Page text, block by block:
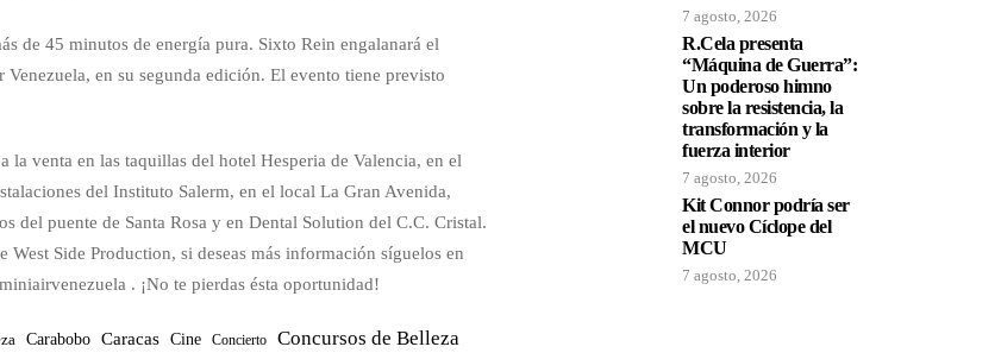
de 45 minutos de energía pura. Sixto Rein engalanará el
en su segunda edición. El evento tiene previsto
la venta en las taquillas del hotel Hesperia de Valencia, en el
del Instituto Salerm, en el local La Gran Avenida,
del puente de Santa Rosa y en Dental Solution del C.C. Cristal.
West Side Production, si deseas más información síguelos en
. ¡No te pierdas ésta oportunidad!
Carabobo Caracas Cine Concierto Concursos de Belleza
7 agosto, 2026
R.Cela presenta
“Máquina de Guerra”:
Un poderoso himno
sobre la resistencia, la
transformación y la
fuerza interior
7 agosto, 2026
Kit Connor podría ser
el nuevo Cíclope del
MCU
7 agosto, 2026